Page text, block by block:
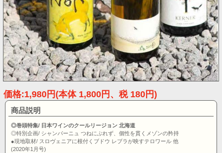
価格:1,980円(本体 1,800円、税 180円)
商品説明
◎巻頭特集/ 日本ワインのクールリージョン 北海道
◎特別企画/ シャンパーニュ つねにぶれず、個性を貫くメゾンの矜持
●現地取材/ スロヴェニアに根付くブドウ レブラが映すテロワール 他
(2020年1月号)